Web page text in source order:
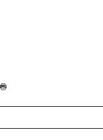
drucken